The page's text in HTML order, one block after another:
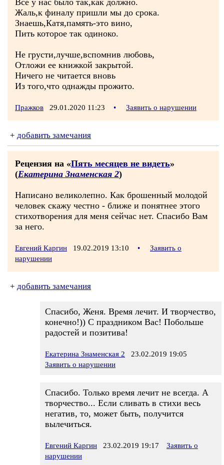
Все у нас было так,как должно.
Жаль,к финалу пришли мы до срока.
Знаешь,Катя,память-это вино,
Пить которое так одиноко.
Не грусти,лучше,вспомнив любовь,
Отложи ее книжкой закрытой.
Ничего не читается вновь
Из того,что однажды прожито.
Пражков 29.01.2020 11:23 • Заявить о нарушении
+ добавить замечания
Рецензия на «Пять месяцев не видеть»
(Екатерина Знаменская 2)
Написано великолепно. Как брошенный молодой
человек скажу честно - ближе и понятнее этого
стихотворения для меня сейчас нет. Спасибо Вам
за него.
Евгений Каргин 19.02.2019 13:10 •
Заявить о
нарушении
+ добавить замечания
Спасибо, Женя. Время лечит. И творчество,
конечно!)) С праздником Вас! Побольше
радостей и позитива!
Екатерина Знаменская 2 23.02.2019 19:05
Заявить о нарушении
Спасибо. Только время лечит не всегда. А
творчество... Если сливать в стихи весь
негатив, то, может быть, получится
вылечиться.
Евгений Каргин 23.02.2019 19:17
Заявить о
нарушении